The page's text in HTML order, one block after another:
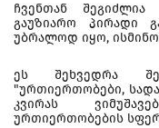
ჩვენთან შეგიძლია
გაუზიარო პირადი
უბრალოდ იყო,
ეს შეხვედრა
"ურთიერთობები,
კვირას
ურთიერთობების